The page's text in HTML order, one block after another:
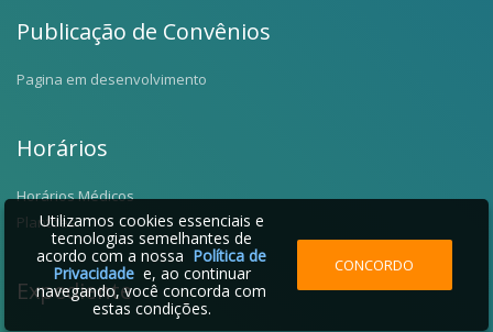
Publicação de Convênios
Pagina em desenvolvimento
Horários
Horários Médicos
Plantões
Expediente
Utilizamos cookies essenciais e
tecnologias semelhantes de
acordo com a nossa Política de
Privacidadee, ao continuar
navegando, você concorda com
estas condições.
CONCORDO